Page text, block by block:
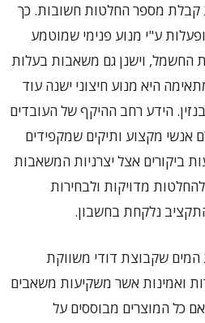
מספר החלטות חשובות. כך
ע"י מנוע פנימי שמוטמע
החשמל, וישנן גם משאבות בעלות
היא מנוע חיצוני ישנה עוד
הידע רחב ההיקף של העובדים
אנשי מקצוע ותיקים שמקפידים
ביקורים אצל יצרניות המשאבות
מדויקות ולבחירות
נלקחת בחשבון.
שקבוצת דודי משווקת
ואמינות אשר משקיעות משאבים
כל המוצרים מבוססים על